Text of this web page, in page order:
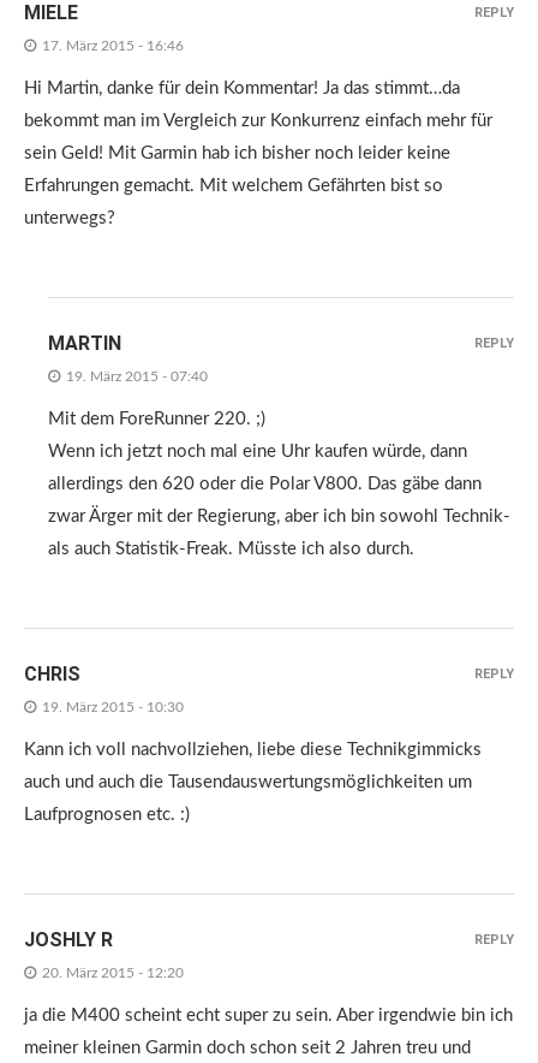
MIELE
17. März 2015 - 16:46
Hi Martin, danke für dein Kommentar! Ja das stimmt…da
bekommt man im Vergleich zur Konkurrenz einfach mehr für
sein Geld! Mit Garmin hab ich bisher noch leider keine
Erfahrungen gemacht. Mit welchem Gefährten bist so
unterwegs?
REPLY
MARTIN
19. März 2015 - 07:40
Mit dem ForeRunner 220. ;)
Wenn ich jetzt noch mal eine Uhr kaufen würde, dann
allerdings den 620 oder die Polar V800. Das gäbe dann
zwar Ärger mit der Regierung, aber ich bin sowohl Technik-
als auch Statistik-Freak. Müsste ich also durch.
REPLY
CHRIS
19. März 2015 - 10:30
Kann ich voll nachvollziehen, liebe diese Technikgimmicks
auch und auch die Tausendauswertungsmöglichkeiten um
Laufprognosen etc. :)
REPLY
JOSHLY R
20. März 2015 - 12:20
ja die M400 scheint echt super zu sein. Aber irgendwie bin ich
meiner kleinen Garmin doch schon seit 2 Jahren treu und
REPLY